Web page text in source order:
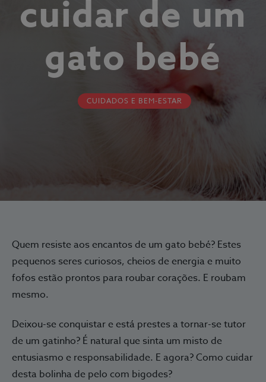
cuidar de um
gato bebé
CUIDADOS E BEM-ESTAR
Quem resiste aos encantos de um gato bebé? Estes
pequenos seres curiosos, cheios de energia e muito
fofos estão prontos para roubar corações. E roubam
mesmo.
Deixou-se conquistar e está prestes a tornar-se tutor
de um gatinho? É natural que sinta um misto de
entusiasmo e responsabilidade. E agora? Como cuidar
desta bolinha de pelo com bigodes?